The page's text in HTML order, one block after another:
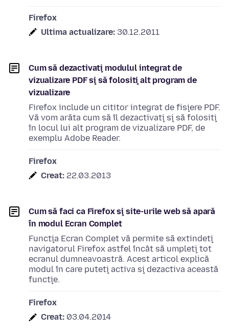
Firefox
Ultima actualizare: 30.12.2011
Cum să dezactivaţi modulul integrat de
vizualizare PDF şi să folosiţi alt program de
vizualizare
Firefox include un cititor integrat de fişiere PDF.
Vă vom arăta cum să îl dezactivaţi şi să folosiţi
în locul lui alt program de vizualizare PDF, de
exemplu Adobe Reader.
Firefox
Creat: 22.03.2013
Cum să faci ca Firefox şi site-urile web să apară
în modul Ecran Complet
Funcţia Ecran Complet vă permite să extindeţi
navigatorul Firefox astfel încât să umpleţi tot
ecranul dumneavoastră. Acest articol explică
modul în care puteţi activa şi dezactiva această
funcţie.
Firefox
Creat: 03.04.2014